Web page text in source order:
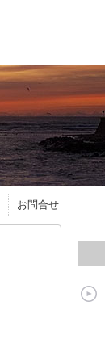
お問合せ